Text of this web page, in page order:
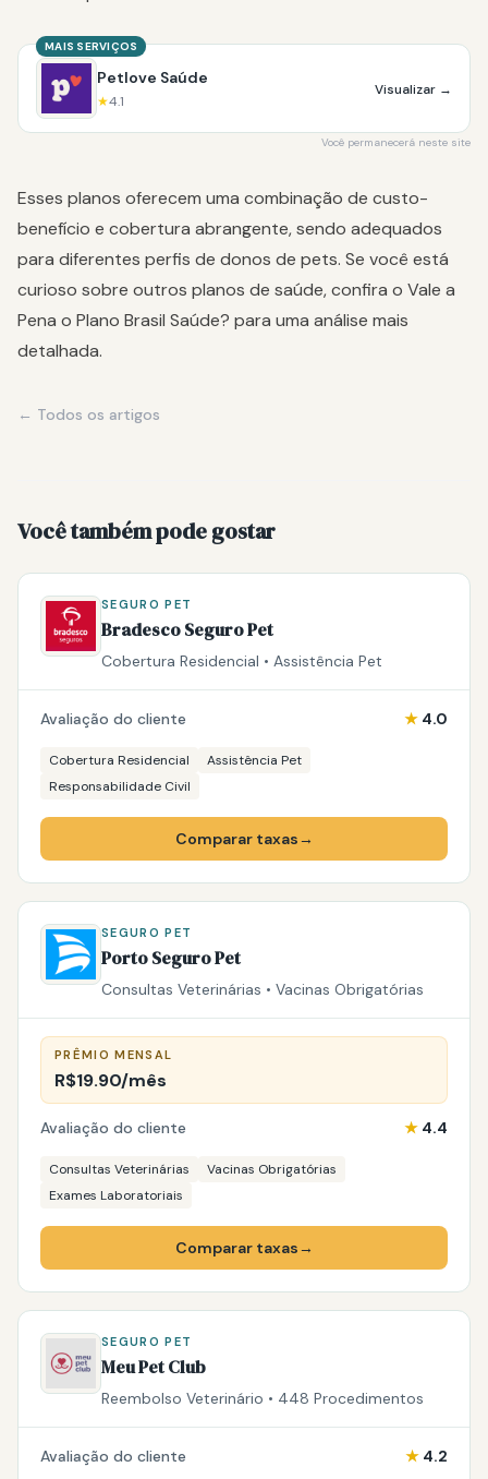
MAIS SERVIÇOS
Petlove Saúde
★4.1
Visualizar →
Você permanecerá neste site
Esses planos oferecem uma combinação de custo-
benefício e cobertura abrangente, sendo adequados
para diferentes perfis de donos de pets. Se você está
curioso sobre outros planos de saúde, confira o Vale a
Pena o Plano Brasil Saúde? para uma análise mais
detalhada.
← Todos os artigos
Você também pode gostar
SEGURO PET
Bradesco Seguro Pet
Cobertura Residencial • Assistência Pet
Avaliação do cliente ★ 4.0
Cobertura Residencial
Assistência Pet
Responsabilidade Civil
Comparar taxas→
SEGURO PET
Porto Seguro Pet
Consultas Veterinárias • Vacinas Obrigatórias
PRÊMIO MENSAL
R$19.90/mês
Avaliação do cliente ★ 4.4
Consultas Veterinárias
Vacinas Obrigatórias
Exames Laboratoriais
Comparar taxas→
SEGURO PET
Meu Pet Club
Reembolso Veterinário • 448 Procedimentos
Avaliação do cliente ★ 4.2